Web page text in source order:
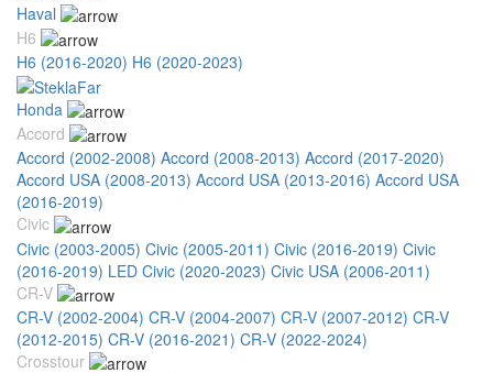
Haval
H6
H6 (2016-2020) H6 (2020-2023)
Honda
Accord
Accord (2002-2008) Accord (2008-2013) Accord (2017-2020)
Accord USA (2008-2013) Accord USA (2013-2016) Accord USA
(2016-2019)
Civic
Civic (2003-2005) Civic (2005-2011) Civic (2016-2019) Civic
(2016-2019) LED Civic (2020-2023) Civic USA (2006-2011)
CR-V
CR-V (2002-2004) CR-V (2004-2007) CR-V (2007-2012) CR-V
(2012-2015) CR-V (2016-2021) CR-V (2022-2024)
Crosstour